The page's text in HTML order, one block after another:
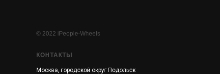
КОНТАКТЫ
Москва, городской округ Подольск
© 2022 iPeople-Wheels